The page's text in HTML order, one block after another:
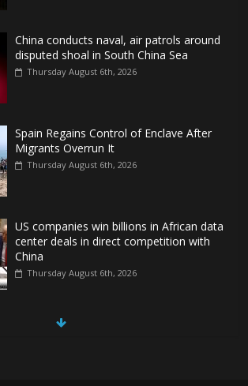
China conducts naval, air patrols around
disputed shoal in South China Sea
Thursday August 6th, 2026
Spain Regains Control of Enclave After
Migrants Overrun It
Thursday August 6th, 2026
US companies win billions in African data
center deals in direct competition with
China
Thursday August 6th, 2026
China, Russia, Iran and North Korea